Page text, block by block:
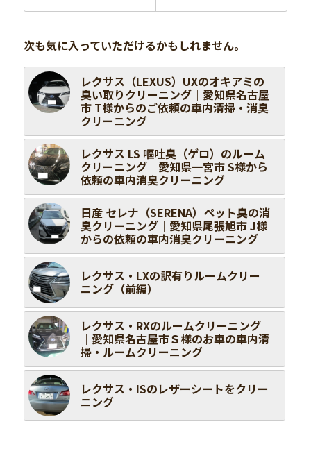
次も気に入っていただけるかもしれません。
レクサス（LEXUS）UXのオキアミの
臭い取りクリーニング｜愛知県名古屋
市 T様からのご依頼の車内清掃・消臭
クリーニング
レクサス LS 嘔吐臭（ゲロ）のルーム
クリーニング｜愛知県一宮市 S様から
依頼の車内消臭クリーニング
日産 セレナ（SERENA）ペット臭の消
臭クリーニング｜愛知県尾張旭市 J様
からの依頼の車内消臭クリーニング
レクサス・LXの訳有りルームクリー
ニング（前編）
レクサス・RXのルームクリーニング
｜愛知県名古屋市Ｓ様のお車の車内清
掃・ルームクリーニング
レクサス・ISのレザーシートをクリー
ニング